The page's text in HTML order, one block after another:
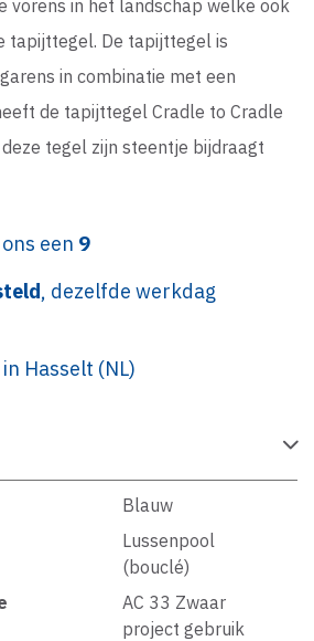
vorens in het landschap welke ook
tapijttegel. De tapijttegel is
in combinatie met een
de tapijttegel Cradle to Cradle
tegel zijn steentje bijdraagt
een 9
, dezelfde werkdag
in Hasselt (NL)
Blauw
Lussenpool
(bouclé)
AC 33 Zwaar
project gebruik